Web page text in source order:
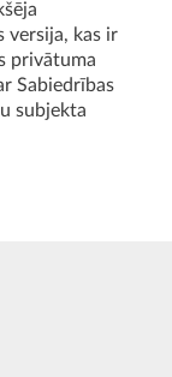
versija, kas ir
privātuma
Sabiedrības
subjekta